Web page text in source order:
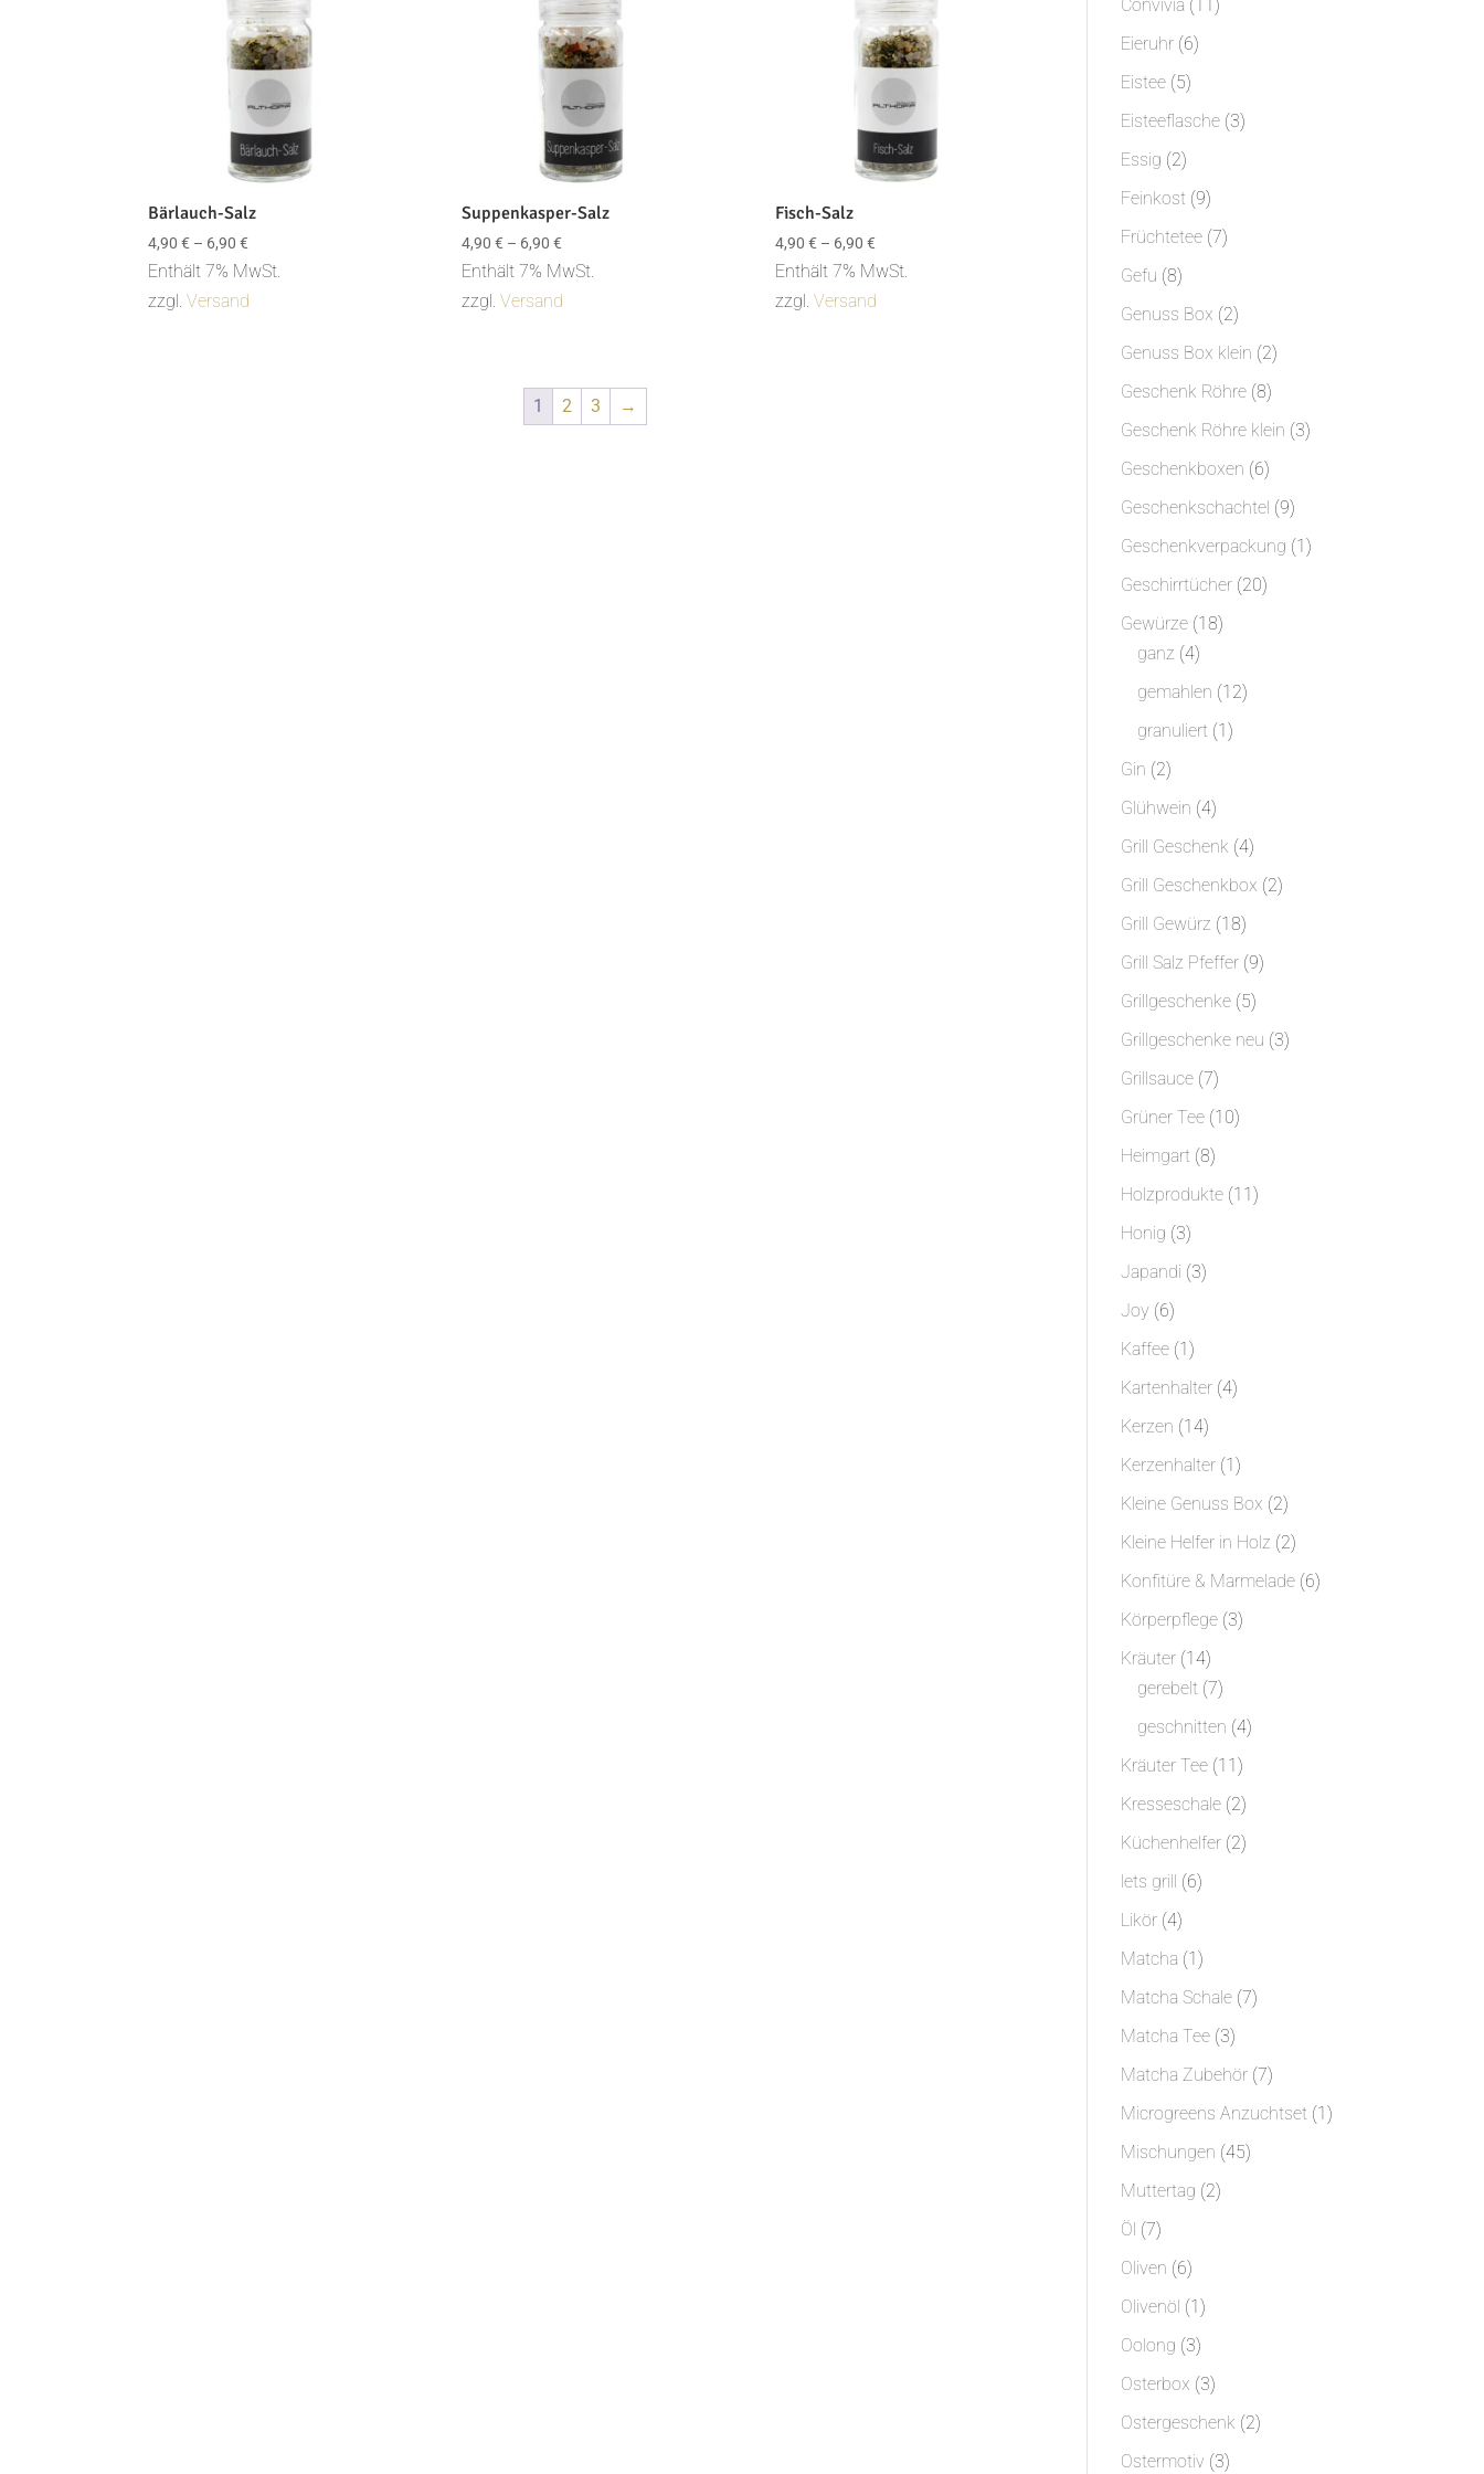
Bärlauch-Salz
4,90€ – 6,90€
4,90 €
bis
Enthält 7% MwSt.
zzgl.Versand
Suppenkasper-Salz
4,90 € – 6,90 €Preisspanne:
4,90 €
bis
Enthält 7% MwSt.
zzgl. Versand
Fisch-Salz
4,90 € – 6,90 €Preisspanne:
4,90 €
bis
Enthält 7% MwSt.
zzgl. Versand
1 2 3 →
Convivia 11
Eieruhr 66
Eistee 55
Produkte
Eisteeflasche 33
Essig 22
Produkte
Feinkost 99
Produkte
Früchtetee 77
Gefu 88
Produkte
Genuss Box 22
Produkte
Genuss Box klein 22
Geschenk Röhre 88
Produkte
Geschenk Röhre klein 33
Geschenkboxen 66
Produkte
Geschenkschachtel 99
Produkte
Geschenkverpackung 11
Geschirrtücher 2020
Gewürze 1818
ganz 44
Produkte
gemahlen 1212
granuliert 11
Gin 22
Produkte
Glühwein 44
Produkte
Grill Geschenk 44
Produkte
Grill Geschenkbox 22
Grill Gewürz 1818
Produkte
Grill Salz Pfeffer 99
Grillgeschenke 55
Produkte
Grillgeschenke neu 33
Grillsauce 77
Produkte
Grüner Tee 1010
Heimgart 88
Produkte
Holzprodukte 1111
Honig 33
Produkte
Japandi 33
Joy 66
Produkte
Kaffee 11
Produkt
Kartenhalter 44
Kerzen 1414
Produkte
Kerzenhalter 11
Produkt
Kleine Genuss Box 22
Produkte
Kleine Helfer in Holz 22
Produkte
Konfitüre & Marmelade 66
Körperpflege 33
Kräuter 1414
Produkte
gerebelt 77
Produkte
geschnitten 44
Kräuter Tee 1111
Produkte
Kresseschale 22
Produkte
Küchenhelfer 22
lets grill 66
Likör 44
Produkte
Matcha 11
Produkt
Matcha Schale 77
Matcha Tee 33
Produkte
Matcha Zubehör 77
Produkte
Microgreens Anzuchtset 11
Mischungen 4545
Muttertag 22
Öl 77
Produkte
Oliven 66
Produkte
Olivenöl 11
Oolong 33
Produkte
Osterbox 33
Produkte
Ostergeschenk 22
Ostermotiv 33